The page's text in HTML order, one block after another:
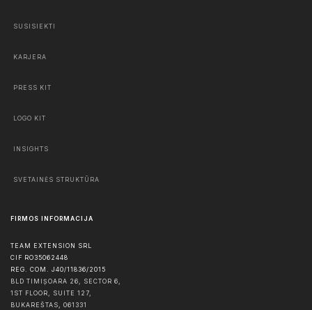
SUSISIEKTI
KARJERA
PRESS KIT
LOGO KIT
INSIGHTS
SVETAINĖS STRUKTŪRA
FIRMOS INFORMACIJA
TEAM EXTENSION SRL
CIF RO35062448
REG. COM. J40/11836/2015
BLD TIMIȘOARA 26, SECTOR 6,
1ST FLOOR, SUITE 127,
BUKAREŠTAS, 061331